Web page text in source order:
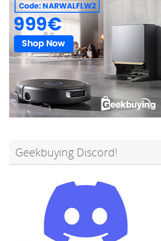
Geekbuying Discord!